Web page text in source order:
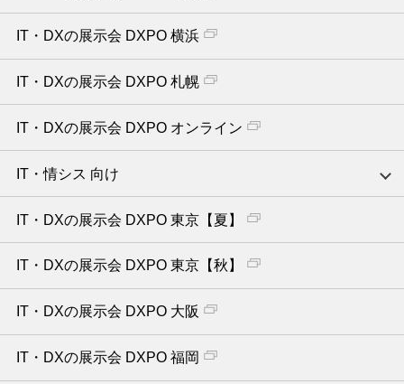
IT・DXの展示会 DXPO 横浜
IT・DXの展示会 DXPO 札幌
IT・DXの展示会 DXPO オンライン
IT・情シス 向け
IT・DXの展示会 DXPO 東京【夏】
IT・DXの展示会 DXPO 東京【秋】
IT・DXの展示会 DXPO 大阪
IT・DXの展示会 DXPO 福岡